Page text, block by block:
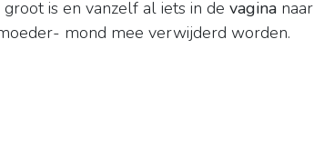
is en vanzelf al iets in de vagina naar
mond mee verwijderd worden.